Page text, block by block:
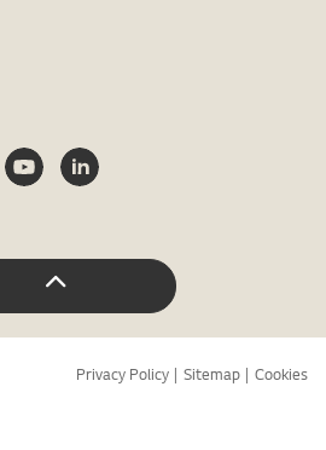
Privacy Policy Sitemap Cookies